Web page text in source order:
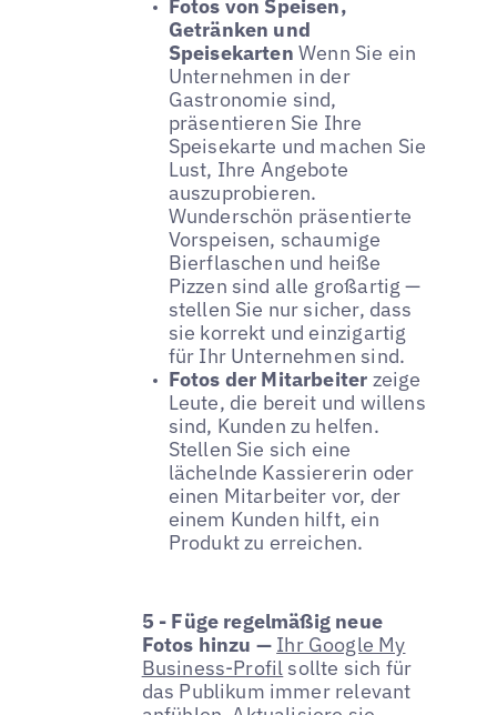
Fotos von Speisen,
Getränken und
Speisekarten Wenn Sie ein
Unternehmen in der
Gastronomie sind,
präsentieren Sie Ihre
Speisekarte und machen Sie
Lust, Ihre Angebote
auszuprobieren.
Wunderschön präsentierte
Vorspeisen, schaumige
Bierflaschen und heiße
Pizzen sind alle großartig —
stellen Sie nur sicher, dass
sie korrekt und einzigartig
für Ihr Unternehmen sind.
Fotos der Mitarbeiter zeige
Leute, die bereit und willens
sind, Kunden zu helfen.
Stellen Sie sich eine
lächelnde Kassiererin oder
einen Mitarbeiter vor, der
einem Kunden hilft, ein
Produkt zu erreichen.
5 - Füge regelmäßig neue
Fotos hinzu — Ihr Google My
Business-Profil sollte sich für
das Publikum immer relevant